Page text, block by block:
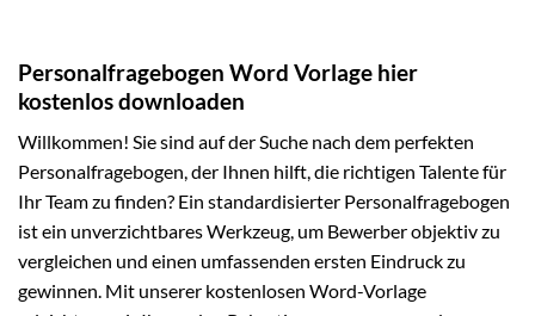
Personalfragebogen Word Vorlage hier
kostenlos downloaden
Willkommen! Sie sind auf der Suche nach dem perfekten
Personalfragebogen, der Ihnen hilft, die richtigen Talente für
Ihr Team zu finden? Ein standardisierter Personalfragebogen
ist ein unverzichtbares Werkzeug, um Bewerber objektiv zu
vergleichen und einen umfassenden ersten Eindruck zu
gewinnen. Mit unserer kostenlosen Word-Vorlage